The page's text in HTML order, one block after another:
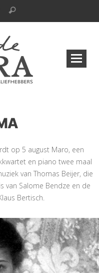
op 5 august Maro, een
en piano twee maal
van Thomas Beijer, die
van Salome Bendze en de
Bertisch.